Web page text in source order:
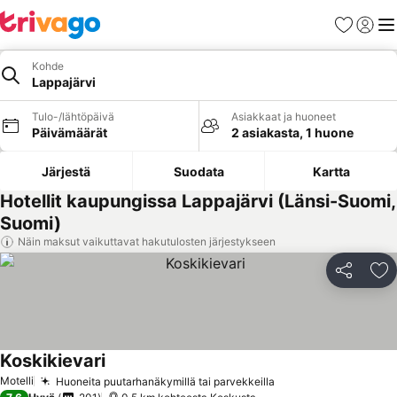
Suosikit
Kohde
Lappajärvi
Tulo-/lähtöpäivä
Päivämäärät
Asiakkaat ja huoneet
2 asiakasta, 1 huone
Järjestä Suodata Kartta
Hotellit kaupungissa Lappajärvi (Länsi-Suomi,
Suomi)
Näin maksut vaikuttavat hakutulosten järjestykseen
Jaa
Motelli Huoneita puutarhanäkymillä tai parvekkeilla
Koskikievari